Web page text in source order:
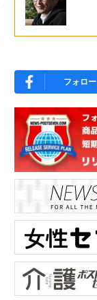
フォロー